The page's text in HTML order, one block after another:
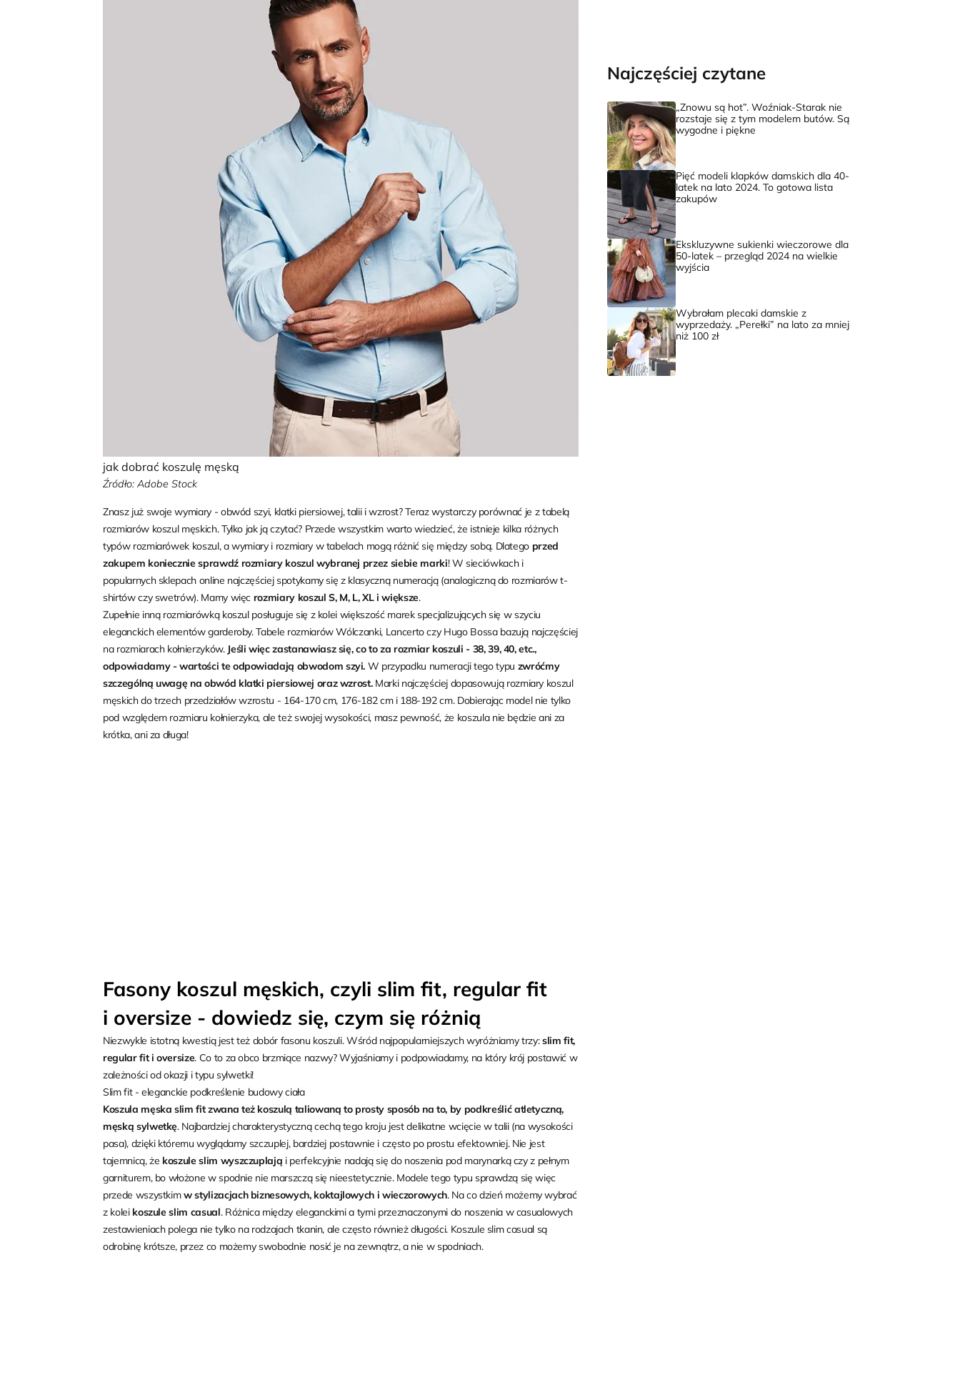
jak dobrać koszulę męską
Źródło: Adobe Stock
Znasz już swoje wymiary - obwód szyi, klatki piersiowej, talii i wzrost? Teraz wystarczy porównać je z tabelą
rozmiarów koszul męskich. Tylko jak ją czytać? Przede wszystkim warto wiedzieć, że istnieje kilka różnych
typów rozmiarówek koszul, a wymiary i rozmiary w tabelach mogą różnić się między sobą. Dlatego przed
zakupem koniecznie sprawdź rozmiary koszul wybranej przez siebie marki! W sieciówkach i
popularnych sklepach online najczęściej spotykamy się z klasyczną numeracją (analogiczną do rozmiarów t-
shirtów czy swetrów). Mamy więc rozmiary koszul S, M, L, XL i większe.
Zupełnie inną rozmiarówką koszul posługuje się z kolei większość marek specjalizujących się w szyciu
eleganckich elementów garderoby. Tabele rozmiarów Wólczanki, Lancerto czy Hugo Bossa bazują najczęściej
na rozmiarach kołnierzyków. Jeśli więc zastanawiasz się, co to za rozmiar koszuli - 38, 39, 40, etc.,
odpowiadamy - wartości te odpowiadają obwodom szyi. W przypadku numeracji tego typu zwróćmy
szczególną uwagę na obwód klatki piersiowej oraz wzrost.Marki najczęściej dopasowują rozmiary koszul
męskich do trzech przedziałów wzrostu - 164-170 cm, 176-182 cm i 188-192 cm. Dobierając model nie tylko
pod względem rozmiaru kołnierzyka, ale też swojej wysokości, masz pewność, że koszula nie będzie ani za
krótka, ani za długa!
Fasony koszul męskich, czyli slim fit, regular fit
i oversize - dowiedz się, czym się różnią
Niezwykle istotną kwestią jest też dobór fasonu koszuli. Wśród najpopularniejszych wyróżniamy trzy:slim fit,
regular fit i oversize. Co to za obco brzmiące nazwy? Wyjaśniamy i podpowiadamy, na który krój postawić w
zależności od okazji i typu sylwetki!
Slim fit - eleganckie podkreślenie budowy ciała
Koszula męska slim fitzwana też koszulą taliowaną to prosty sposób na to, by podkreślić atletyczną,
męską sylwetkę. Najbardziej charakterystyczną cechą tego kroju jest delikatne wcięcie w talii (na wysokości
pasa), dzięki któremu wyglądamy szczuplej, bardziej postawnie i często po prostu efektowniej. Nie jest
tajemnicą, że koszule slim wyszczuplają i perfekcyjnie nadają się do noszenia pod marynarką czy z pełnym
garniturem, bo włożone w spodnie nie marszczą się nieestetycznie. Modele tego typu sprawdzą się więc
przede wszystkimw stylizacjach biznesowych, koktajlowych i wieczorowych. Na co dzień możemy wybrać
z kolei koszule slim casual. Różnica między eleganckimi a tymi przeznaczonymi do noszenia w casualowych
zestawieniach polega nie tylko na rodzajach tkanin, ale często również długości. Koszule slim casual są
odrobinę krótsze, przez co możemy swobodnie nosić je na zewnątrz, a nie w spodniach.
Najczęściej czytane
„Znowu są hot”. Woźniak-Starak nie
rozstaje się z tym modelem butów. Są
wygodne i piękne
Pięć modeli klapków damskich dla 40-
latek na lato 2024. To gotowa lista
zakupów
Ekskluzywne sukienki wieczorowe dla
50-latek – przegląd 2024 na wielkie
wyjścia
Wybrałam plecaki damskie z
wyprzedaży. „Perełki” na lato za mniej
niż 100 zł